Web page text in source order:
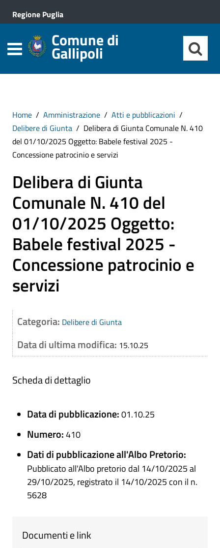
Regione Puglia
Comune di
Gallipoli
Home Amministrazione
Atti e pubblicazioni
Delibere di Giunta
Delibera di Giunta Comunale N. 410
del 01/10/2025 Oggetto: Babele festival 2025 -
Concessione patrocinio e servizi
Delibera di Giunta
Comunale N. 410 del
01/10/2025 Oggetto:
Babele festival 2025 -
Concessione patrocinio e
servizi
Categoria: Delibere di Giunta
Data di ultima modifica: 15.10.25
Scheda di dettaglio
Data di pubblicazione:01.10.25
Numero:410
Dati di pubblicazione all'Albo Pretorio:
Pubblicato all'Albo pretorio dal 14/10/2025 al
29/10/2025, registrato il 14/10/2025 con il n.
5628
Documenti e link